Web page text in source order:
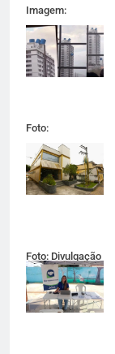
Imagem:
Reprodução
Foto:
Reprodução
Foto: Divulgação